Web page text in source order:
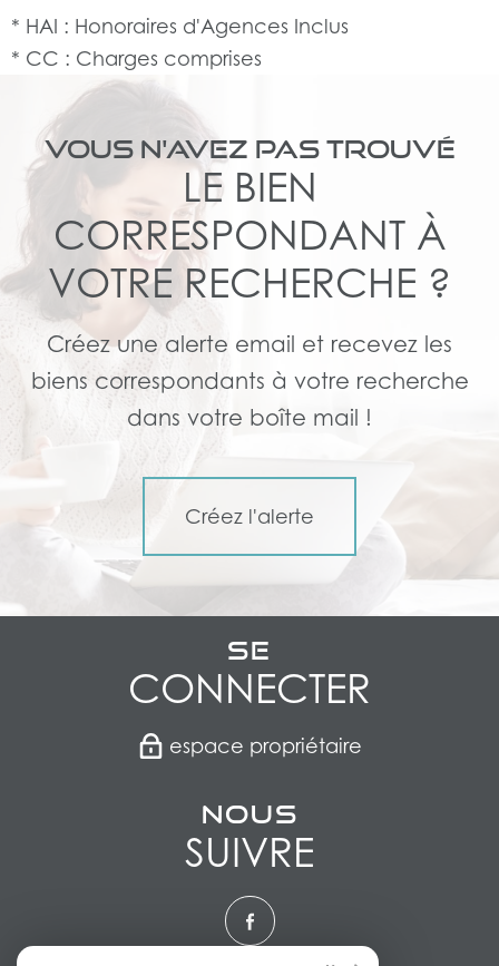
* HAI : Honoraires d'Agences Inclus
* CC : Charges comprises
VOUS N'AVEZ PAS TROUVÉ
LE BIEN
CORRESPONDANT À
VOTRE RECHERCHE ?
Créez une alerte email et recevez les
biens correspondants à votre recherche
dans votre boîte mail !
Créez l'alerte
Se
CONNECTER
espace propriétaire
Nous
SUIVRE